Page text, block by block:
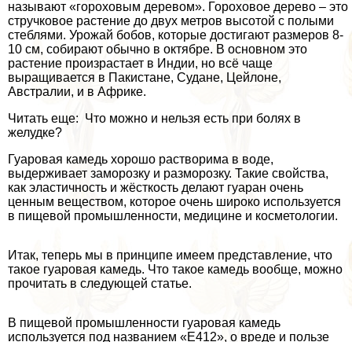
называют «гороховым деревом». Гороховое дерево – это
стручковое растение до двух метров высотой с полыми
стeблями. Урожай бобов, которые достигают размеров 8-
10 см, собирают обычно в октябре. В основном это
растение произрастает в Индии, но всё чаще
выращивается в Пакистане, Судане, Цейлоне,
Австралии, и в Африке.
Читать еще: Что можно и нельзя есть при болях в
желудке?
Гуаровая камедь хорошо растворима в воде,
выдерживает заморозку и разморозку. Такие свойства,
как эластичность и жёсткость делают гуаран очень
ценным веществом, которое очень широко используется
в пищевой промышленности, медицине и косметологии.
Итак, теперь мы в принципе имеем представление, что
такое гуаровая камедь. Что такое камедь вообще, можно
прочитать в следующей статье.
В пищевой промышленности гуаровая камедь
используется под названием «Е412», о вреде и пользе